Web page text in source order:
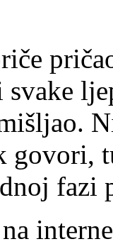
svake
govori,
fazi